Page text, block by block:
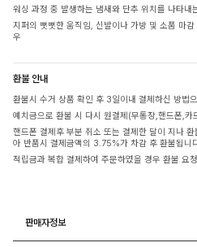
워싱 과정 중 발생하는 냄새와 단추 위치를 나타내
지퍼의 뻣뻣한 움직임, 신발이나 가방 및 소품 마
우
환불 안내
환불시 수거 상품 확인 후 3일이내 결제하신 방법
예치금으로 환불 시 다시 원결제(무통장,핸드폰,카
핸드폰 결제후 부분 취소 또는 결제한 달이 지나
아 반품시 결제금액의 3.75%가 차감 후 환불됩니
적립금과 복합 결제하여 주문하였을 경우 환불 요
판매자정보